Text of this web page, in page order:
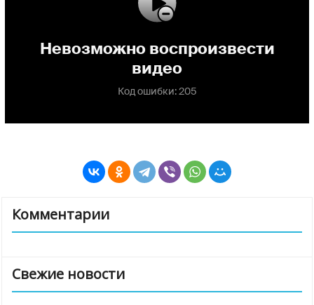
Комментарии
Свежие новости